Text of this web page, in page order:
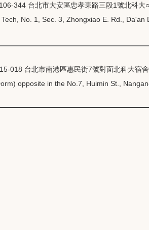
106-344 台北市大安區忠孝東路三段1號北科大
No. 1, Sec. 3, Zhongxiao E. Rd., Da'an
018 台北市南港區惠民街7號對面北科大宿
opposite in the No.7, Huimin St.,